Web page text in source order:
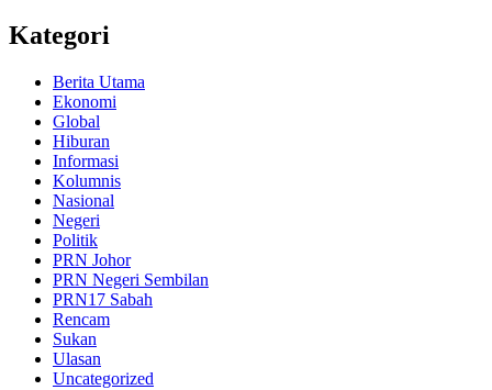
Kategori
Berita Utama
Ekonomi
Global
Hiburan
Informasi
Kolumnis
Nasional
Negeri
Politik
PRN Johor
PRN Negeri Sembilan
PRN17 Sabah
Rencam
Sukan
Ulasan
Uncategorized